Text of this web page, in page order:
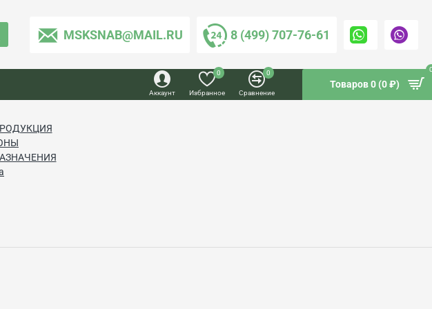
MSKSNAB@MAIL.RU 8 (499) 707-76-61
Аккаунт Избранное
0
Сравнение
0
Товаров 0 (0 ₽)